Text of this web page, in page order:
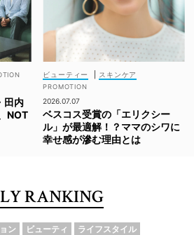
田内
NOT
ビューティー スキンケア
2026.07.07
ベスコス受賞の「エリクシー
ル」が最適解！？ママのシワに
幸せ感が滲む理由とは
RANKING
ン ビューティ ライフスタイル